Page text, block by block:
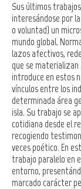
Sus últimos
interesándose por
o voluntad) un
mundo global.
lazos afectivos,
que se
introduce en estos
vínculos entre los
determinada área
isla. Su trabajo se
cotidiana desde el
recogiendo
veces poético. En
trabajo paralelo en
entorno,
marcado carácter